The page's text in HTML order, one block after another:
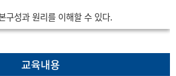
구성과 원리를 이해할 수 있다.
교육내용